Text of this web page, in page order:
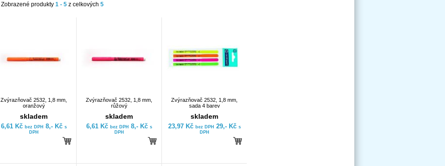
Zobrazené produkty 1 - 5 z celkových 5
Zvýrazňovač 2532, 1,8 mm,
oranžový
skladem
6,61 Kč bez DPH 8,- Kč s
DPH
Zvýrazňovač 2532, 1,8 mm,
růžový
skladem
6,61 Kč bez DPH 8,- Kč s
DPH
Zvýrazňovač 2532, 1,8 mm,
sada 4 barev
skladem
23,97 Kč bez DPH 29,- Kč s
DPH